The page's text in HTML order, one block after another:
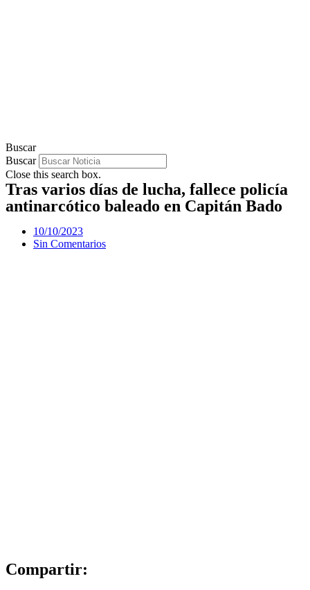
Buscar
Buscar
Close this search box.
Tras varios días de lucha, fallece policía
antinarcótico baleado en Capitán Bado
10/10/2023
Sin Comentarios
Compartir: